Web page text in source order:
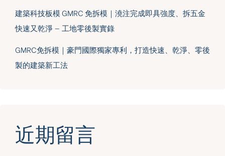
建築科技板模 GMRC 免拆模｜澆注完成即具強度、拆五金
快速又乾淨 — 工地零後製實錄
GMRC免拆模｜豪門國際獨家專利，打造快速、乾淨、零後
製的建築新工法
近期留言